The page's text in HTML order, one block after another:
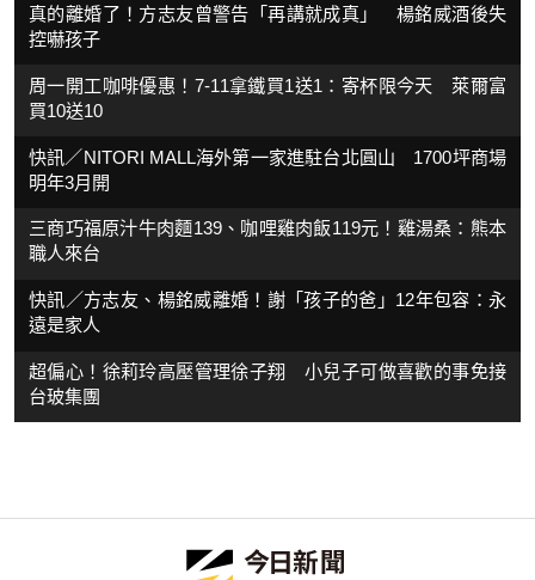
真的離婚了！方志友曾警告「再講就成真」 楊銘威酒後失
控嚇孩子
周一開工咖啡優惠！7-11拿鐵買1送1：寄杯限今天 萊爾富
買10送10
快訊／NITORI MALL海外第一家進駐台北圓山 1700坪商場
明年3月開
三商巧福原汁牛肉麵139、咖哩雞肉飯119元！雞湯桑：熊本
職人來台
快訊／方志友、楊銘威離婚！謝「孩子的爸」12年包容：永
遠是家人
超偏心！徐莉玲高壓管理徐子翔 小兒子可做喜歡的事免接
台玻集團